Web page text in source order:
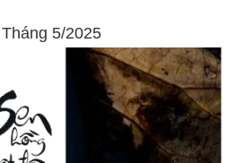
5/2025